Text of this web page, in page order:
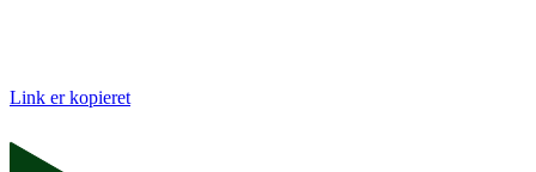
Link er kopieret